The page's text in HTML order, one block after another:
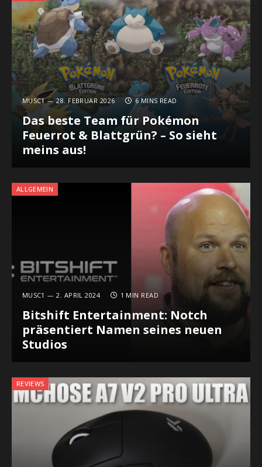
MUSC1 28. FEBRUAR 2026 6 MINS READ
Das beste Team für Pokémon
Feuerrot & Blattgrün? – So sieht
meins aus!
ALLGEMEIN
MUSC1 2. APRIL 2024 1 MIN READ
Bitshift Entertainment: Notch
präsentiert Namen seines neuen
Studios
REVIEWS